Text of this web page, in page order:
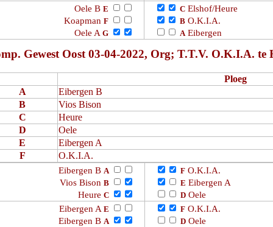
Oele B E
Koapman F
Oele A G
C Elshof/Heure
B O.K.I.A.
A Eibergen
Gewest Oost 03-04-2022, Org; T.T.V. O.K.I.A. te
Ploeg
A
Eibergen B
B
Vios Bison
C
Heure
D
Oele
E
Eibergen A
F
O.K.I.A.
Eibergen B A
Vios Bison B
Heure C
F O.K.I.A.
E Eibergen A
D Oele
Eibergen A E
Eibergen B A
F O.K.I.A.
D Oele